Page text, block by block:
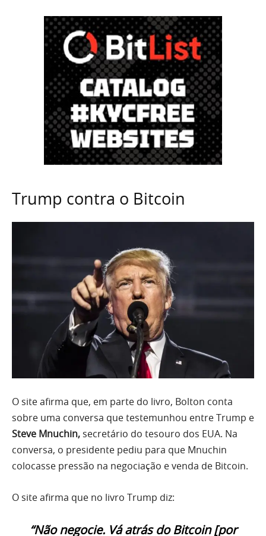
Trump contra o Bitcoin
O site afirma que, em parte do livro, Bolton conta
sobre uma conversa que testemunhou entre Trump e
Steve Mnuchin, secretário do tesouro dos EUA. Na
conversa, o presidente pediu para que Mnuchin
colocasse pressão na negociação e venda de Bitcoin.
O site afirma que no livro Trump diz:
“Não negocie. Vá atrás do Bitcoin [por